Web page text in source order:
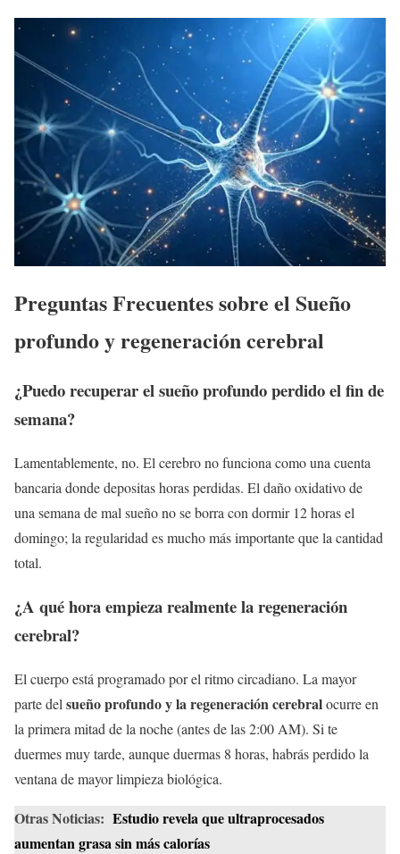
Preguntas Frecuentes sobre el Sueño
profundo y regeneración cerebral
¿Puedo recuperar el sueño profundo perdido el fin de
semana?
Lamentablemente, no. El cerebro no funciona como una cuenta
bancaria donde depositas horas perdidas. El daño oxidativo de
una semana de mal sueño no se borra con dormir 12 horas el
domingo; la regularidad es mucho más importante que la cantidad
total.
¿A qué hora empieza realmente la regeneración
cerebral?
El cuerpo está programado por el ritmo circadiano. La mayor
parte del sueño profundo y la regeneración cerebralocurre en
la primera mitad de la noche (antes de las 2:00 AM). Si te
duermes muy tarde, aunque duermas 8 horas, habrás perdido la
ventana de mayor limpieza biológica.
Otras Noticias: Estudio revela que ultraprocesados
aumentan grasa sin más calorías